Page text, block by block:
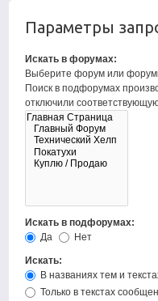
Параметры
Искать в форумах:
Выберите форум или
Поиск в подфорумах
отключили
Искать в подфорумах:
Да
Нет
Искать:
В названиях тем и
Только в текстах